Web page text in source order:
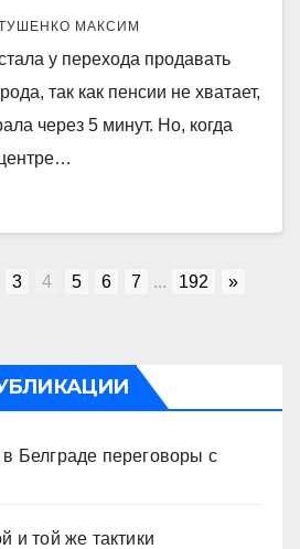
МАКСИМ
у перехода продавать
так как пенсии не хватает,
через 5 минут. Но, когда
3 4 5 6 7 ... 192 »
Белграде переговоры с
и той же тактики